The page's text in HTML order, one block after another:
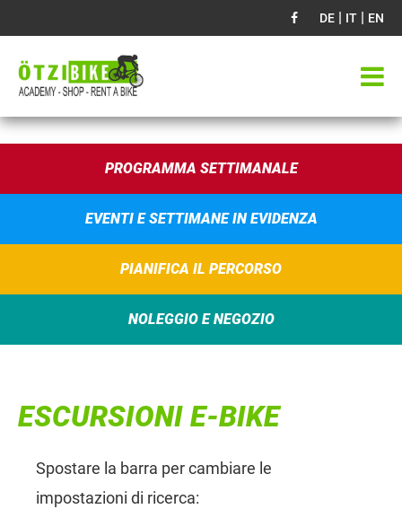
DE | IT | EN
PROGRAMMA SETTIMANALE
EVENTI E SETTIMANE IN EVIDENZA
PIANIFICA IL PERCORSO
NOLEGGIO E NEGOZIO
ESCURSIONI E-BIKE
Spostare la barra per cambiare le
impostazioni di ricerca: